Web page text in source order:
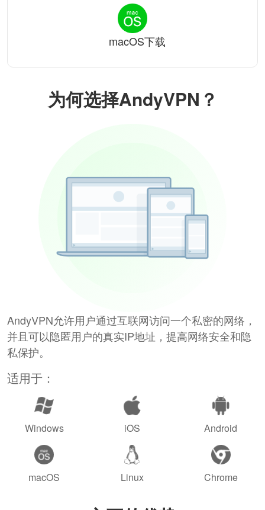
为何选择AndyVPN？
AndyVPN允许用户通过互联网访问一个私密的网络，
并且可以隐匿用户的真实IP地址，提高网络安全和隐
私保护。
适用于：
Windows iOS Android
macOS Linux Chrome
macOS下载